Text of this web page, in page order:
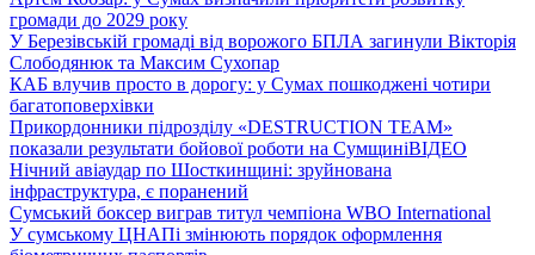
громади до 2029 року
У Березівській громаді від ворожого БПЛА загинули Вікторія
Слободянюк та Максим Сухопар
КАБ влучив просто в дорогу: у Сумах пошкоджені чотири
багатоповерхівки
Прикордонники підрозділу «DESTRUCTION TEAM»
показали результати бойової роботи на СумщиніВІДЕО
Нічний авіаудар по Шосткинщині: зруйнована
інфраструктура, є поранений
Сумський боксер виграв титул чемпіона WBO International
У сумському ЦНАПі змінюють порядок оформлення